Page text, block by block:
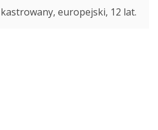
europejski, 12 lat.